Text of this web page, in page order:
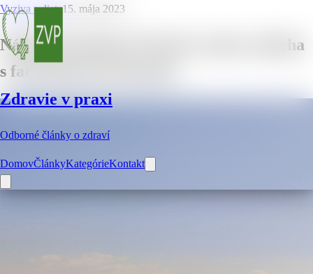
Zdravie v praxi
Odborné články o zdraví
DomovČlánkyKategórieKontakt
Vyziva a dieta15. mája 2023
Nádych farebnosti: Pozrite si ako sa dýcha
s farebnými procínacími